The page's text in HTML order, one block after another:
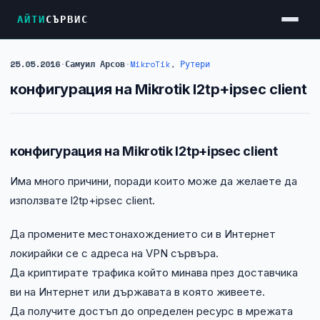
АЙТИСЪРВИС
Услуги
Достъп до Интернет
Видеонаблюдение
Фирмени мрежи
Firewall и VPN
Хостинг и VPS сървъри
Колокация на сървъри
Абонаментна IT поддръжка
25.05.2016·Самуил Арсов·MikroTik, Рутери
конфигурация на Mikrotik l2tp+ipsec client
конфигурация на Mikrotik l2tp+ipsec client
Има много причини, поради които може да желаете да
използвате l2tp+ipsec client.
Да промените местонахождението си в Интернет
локирайки се с адреса на VPN сървъра.
Да криптирате трафика който минава през доставчика
ви на Интернет или държавата в която живеете.
Да получите достъп до определен ресурс в мрежата